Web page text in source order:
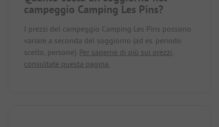
campeggio Camping Les Pins?
I prezzi del campeggio Camping Les Pins possono
variare a seconda del soggiorno (ad es. periodo
scelto, persone). Per saperne di più sui prezzi,
consultate questa pagina.